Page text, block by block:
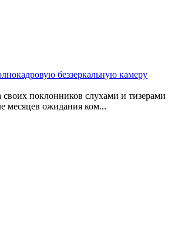
беззеркальную камеру
своих поклонников слухами и тизерами
месяцев ожидания ком...